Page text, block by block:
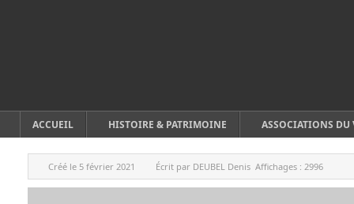
ACCUEIL HISTOIRE & PATRIMOINE ASSOCIATIONS DU
Créé le 5 février 2021 Écrit par DEUBEL Denis Affichages : 2996